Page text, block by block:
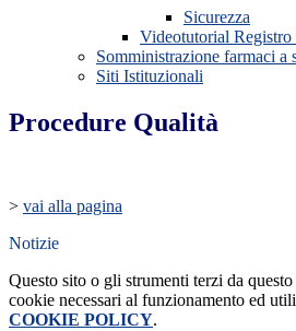
Sicurezza
Videotutorial
Somministrazione farmaci a
Siti Istituzionali
Procedure Qualità
> vai alla pagina
Notizie
Questo sito o gli strumenti terzi da
cookie necessari al funzionamento ed
COOKIE POLICY.